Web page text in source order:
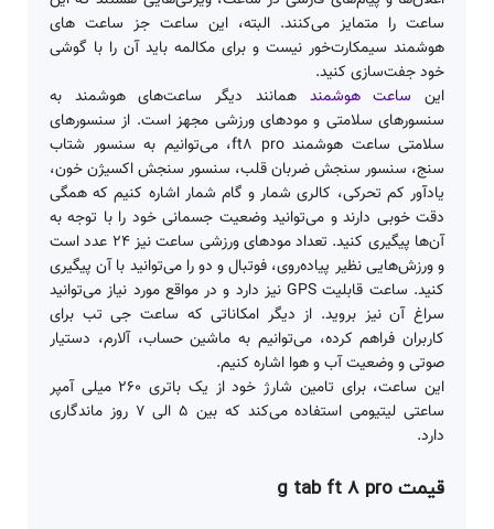
ساعت را متمایز می‌کنند. البته، این ساعت جز ساعت های
هوشمند سیمکارت‌خور نیست و برای مکالمه باید آن را با گوشی
خود جفت‌سازی کنید.
این ساعت هوشمند همانند دیگر ساعت‌های هوشمند به
سنسورهای سلامتی و مودهای ورزشی مجهز است. از سنسورهای
سلامتی ساعت هوشمند ft8 pro، می‌توانیم به سنسور شتاب
سنج، سنسور سنجش ضربان قلب، سنسور سنجش اکسیژن خون،
یادآور کم تحرکی، کالری شمار و گام شمار اشاره کنیم که همگی
دقت خوبی دارند و می‌توانید وضعیت جسمانی خود را با توجه به
آن‌ها پیگیری کنید. تعداد مودهای ورزشی ساعت نیز ۲۴ عدد است
و ورزش‌هایی نظیر پیاده‌روی، فوتبال و دو را می‌توانید با آن پیگیری
کنید. ساعت قابلیت GPS نیز دارد و در مواقع مورد نیاز می‌توانید
سراغ آن نیز بروید. از دیگر امکاناتی که ساعت جی تب برای
کاربران فراهم کرده، می‌توانیم به ماشین حساب، آلارم، دستیار
صوتی و وضعیت آب و هوا اشاره کنیم.
این ساعت، برای تامین شارژ خود از یک باتری ۲۶۰ میلی آمپر
ساعتی لیتیومی استفاده می‌کند که بین ۵ الی ۷ روز ماندگاری
دارد.
قیمت g tab ft 8 pro